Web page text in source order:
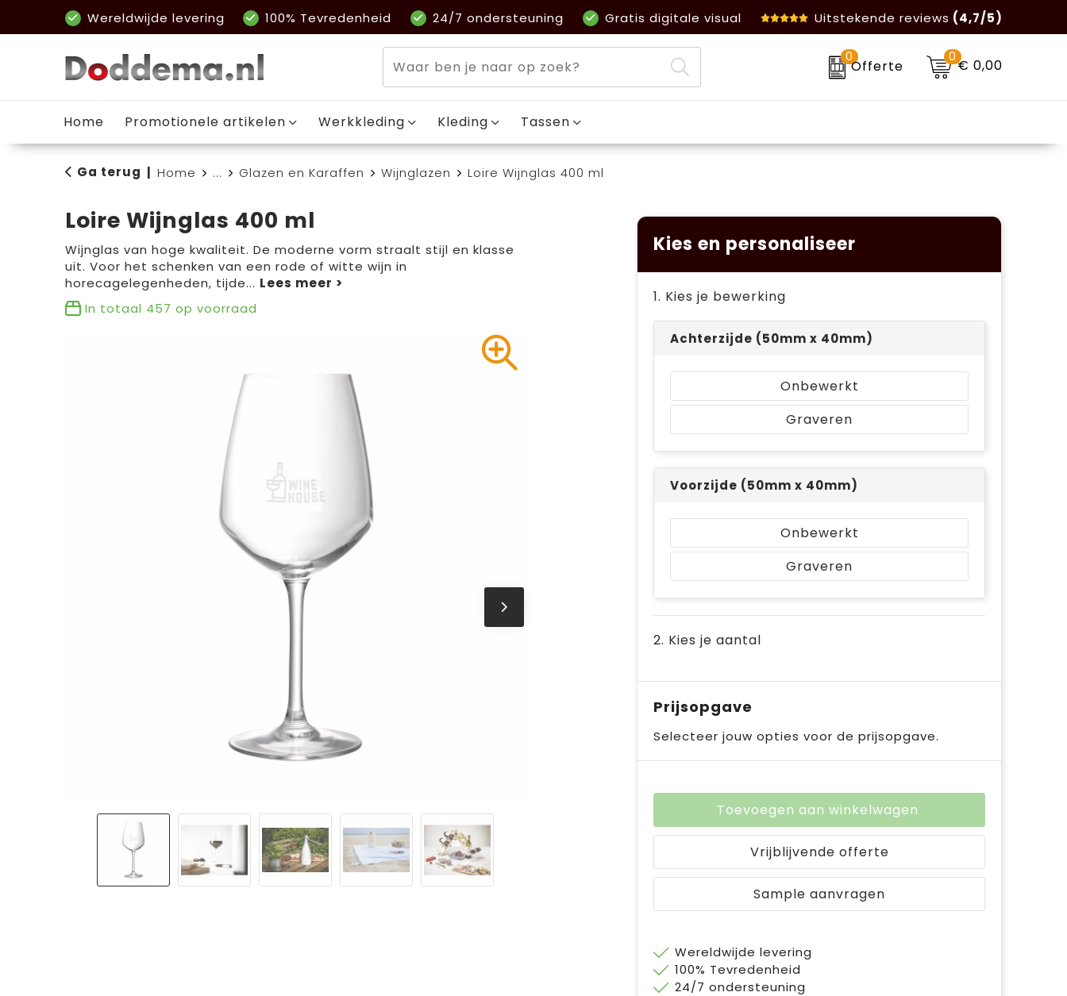
Wereldwijde levering 100% Tevredenheid 24/7 ondersteuning Gratis digitale visual Uitstekende reviews (4,7/5)
0
Offerte
0€ 0,00
Home Promotionele artikelen Werkkleding Kleding Tassen
Ga terug Home ... Glazen en Karaffen Wijnglazen Loire Wijnglas 400 ml
Loire Wijnglas 400 ml
Wijnglas van hoge kwaliteit. De moderne vorm straalt stijl en klasse
uit. Voor het schenken van een rode of witte wijn in
horecagelegenheden, tijde...
In totaal 457 op voorraad
Kies en personaliseer
1. Kies je bewerking
Achterzijde (50mm x 40mm)
Onbewerkt
Graveren
Voorzijde (50mm x 40mm)
Onbewerkt
Graveren
2. Kies je aantal
Prijsopgave
Selecteer jouw opties voor de prijsopgave.
Toevoegen aan winkelwagen
Vrijblijvende offerte
Sample aanvragen
Wereldwijde levering
100% Tevredenheid
24/7 ondersteuning